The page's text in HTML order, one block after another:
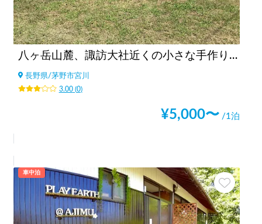
八ヶ岳山麓、諏訪大社近くの小さな手作りキャンプ場/A small campsite near Suwa Taisha at the foot of Yatsugatake
長野県/茅野市宮川
3.00(0)
¥5,000〜 /1泊
車中泊